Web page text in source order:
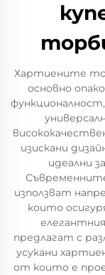
Хартиените
основно
изискани
идеални
използват
които
предлагат с
усукани
от които е